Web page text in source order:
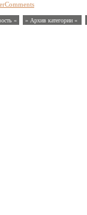
« » Архив категории «